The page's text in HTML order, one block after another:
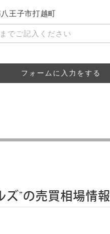
王子市打越町
フォームに入力をする
”の売買相場情報